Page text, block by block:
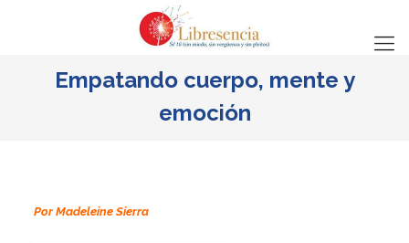
Empatando cuerpo, mente y
emoción
Por Madeleine Sierra